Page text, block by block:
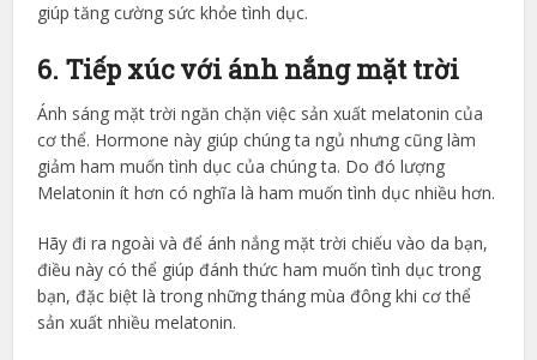
giúp tăng cường sức khỏe tình dục.
6. Tiếp xúc với ánh nắng mặt trời
Ánh sáng mặt trời ngăn chặn việc sản xuất melatonin của
cơ thể. Hormone này giúp chúng ta ngủ nhưng cũng làm
giảm ham muốn tình dục của chúng ta. Do đó lượng
Melatonin ít hơn có nghĩa là ham muốn tình dục nhiều hơn.
Hãy đi ra ngoài và để ánh nắng mặt trời chiếu vào da bạn,
điều này có thể giúp đánh thức ham muốn tình dục trong
bạn, đặc biệt là trong những tháng mùa đông khi cơ thể
sản xuất nhiều melatonin.